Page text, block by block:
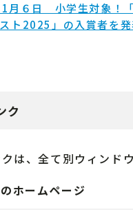
月６日 小学生対象！
ト2025」の入賞者を発
ク
は、全て別ウィンドウ
ホームページ